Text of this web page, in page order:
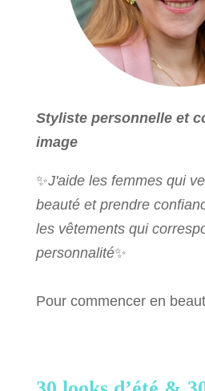
Styliste personnelle et
image
✨J'aide les femmes qui
beauté et prendre
les vêtements qui
personnalité✨
Pour commencer en